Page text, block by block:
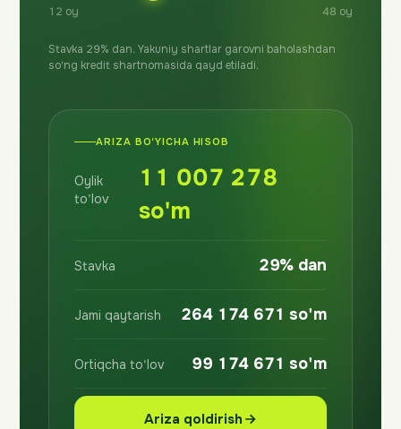
12 oy 48 oy
Stavka 29% dan. Yakuniy shartlar garovni baholashdan
so'ng kredit shartnomasida qayd etiladi.
ARIZA BO'YICHA HISOB
Oylik
to'lov
11 007 278
so'm
Stavka 29% dan
Jami qaytarish 264 174 671 so'm
Ortiqcha to'lov 99 174 671 so'm
Ariza qoldirish